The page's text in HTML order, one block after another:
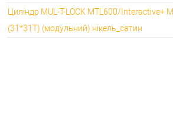
Циліндр MUL-T-LOCK MTL600/Interactive+
(31*31T) (модульний) нікель_сатин